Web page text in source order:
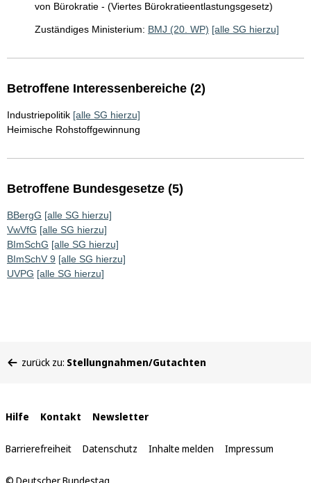
von Bürokratie - (Viertes Bürokratieentlastungsgesetz)
Zuständiges Ministerium: BMJ (20. WP) [alle SG hierzu]
Betroffene Interessenbereiche (2)
Industriepolitik [alle SG hierzu]
Heimische Rohstoffgewinnung
Betroffene Bundesgesetze (5)
BBergG [alle SG hierzu]
VwVfG [alle SG hierzu]
BImSchG [alle SG hierzu]
BImSchV 9 [alle SG hierzu]
UVPG [alle SG hierzu]
befinden
zurück zu: Stellungnahmen/Gutachten
Interne
Links
Hilfe Kontakt Newsletter
Barrierefreiheit Datenschutz Inhalte melden Impressum